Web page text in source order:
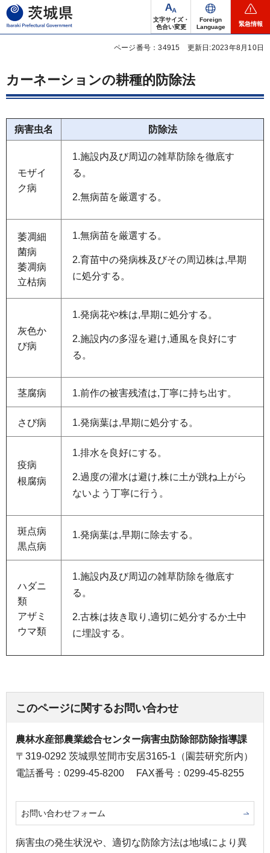
茨城県
文字サイズ・
色合い変更
Foreign
Language
緊急情報
ページ番号：34915 更新日:2023年8月10日
カーネーションの耕種的防除法
病害虫名 防除法
モザイ
ク病
1.施設内及び周辺の雑草防除を徹底す
る。
2.無病苗を厳選する。
萎凋細
菌病
萎凋病
立枯病
1.無病苗を厳選する。
2.育苗中の発病株及びその周辺株は,早期
に処分する。
灰色か
び病
1.発病花や株は,早期に処分する。
2.施設内の多湿を避け,通風を良好にす
る。
茎腐病 1.前作の被害残渣は,丁寧に持ち出す。
さび病 1.発病葉は,早期に処分する。
疫病
根腐病
1.排水を良好にする。
2.過度の灌水は避け,株に土が跳ね上がら
ないよう丁寧に行う。
斑点病
黒点病
1.発病葉は,早期に除去する。
ハダニ
類
アザミ
ウマ類
1.施設内及び周辺の雑草防除を徹底す
る。
2.古株は抜き取り,適切に処分するか土中
に埋設する。
このページに関するお問い合わせ
農林水産部農業総合センター病害虫防除部防除指導課
〒319-0292 茨城県笠間市安居3165-1（園芸研究所内）
電話番号：0299-45-8200
FAX番号：0299-45-8255
お問い合わせフォーム
病害虫の発生状況や、適切な防除方法は地域により異